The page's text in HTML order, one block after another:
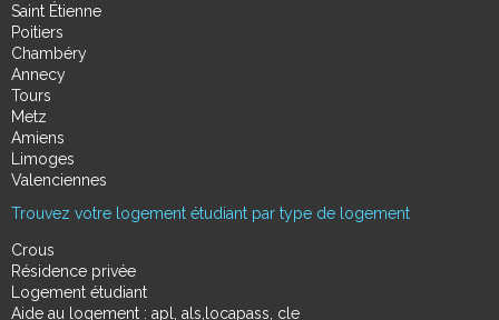
Saint Étienne
Poitiers
Chambéry
Annecy
Tours
Metz
Amiens
Limoges
Valenciennes
Trouvez votre logement étudiant par type de logement
Crous
Résidence privée
Logement étudiant
Aide au logement : apl, als,locapass, cle